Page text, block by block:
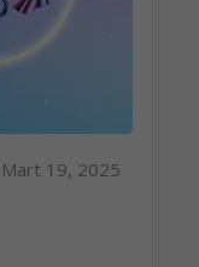
Mart 19, 2025